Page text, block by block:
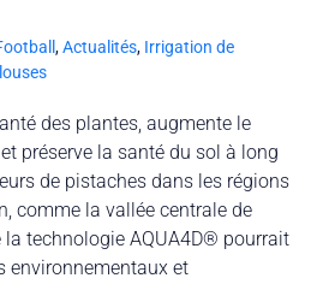
,Actualités, Irrigation de
des plantes, augmente le
préserve la santé du sol à long
de pistaches dans les régions
comme la vallée centrale de
technologie AQUA4D® pourrait
environnementaux et